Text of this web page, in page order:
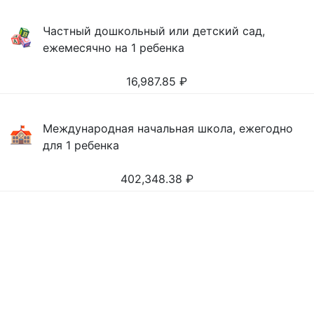
Частный дошкольный или детский сад,
ежемесячно на 1 ребенка
16,987.85 ₽
Международная начальная школа, ежегодно
для 1 ребенка
402,348.38 ₽